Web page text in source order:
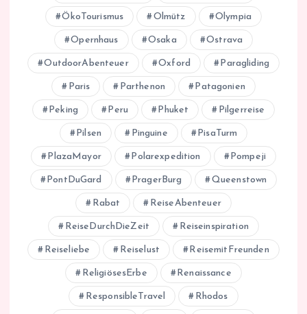
ÖkoTourismus Olmütz Olympia
Opernhaus Osaka Ostrava
OutdoorAbenteuer Oxford Paragliding
Paris Parthenon Patagonien
Peking Peru Phuket Pilgerreise
Pilsen Pinguine PisaTurm
PlazaMayor Polarexpedition Pompeji
PontDuGard PragerBurg Queenstown
Rabat ReiseAbenteuer
ReiseDurchDieZeit Reiseinspiration
Reiseliebe Reiselust ReisemitFreunden
ReligiösesErbe Renaissance
ResponsibleTravel Rhodos